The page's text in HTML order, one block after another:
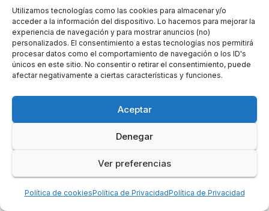
Utilizamos tecnologías como las cookies para almacenar y/o
acceder a la información del dispositivo. Lo hacemos para mejorar la
experiencia de navegación y para mostrar anuncios (no)
personalizados. El consentimiento a estas tecnologías nos permitirá
procesar datos como el comportamiento de navegación o los ID's
únicos en este sitio. No consentir o retirar el consentimiento, puede
afectar negativamente a ciertas características y funciones.
Aceptar
Denegar
Ver preferencias
Política de cookiesPolítica de PrivacidadPolítica de Privacidad